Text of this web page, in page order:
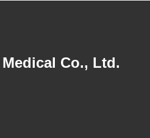
Co., Ltd.